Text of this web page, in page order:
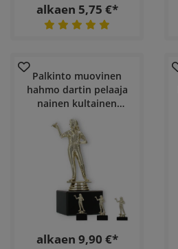
alkaen 5,75 €*
Palkinto muovinen
hahmo dartin pelaaja
nainen kultainen
mustalla
marmoripohjalla
alkaen 9,90 €*